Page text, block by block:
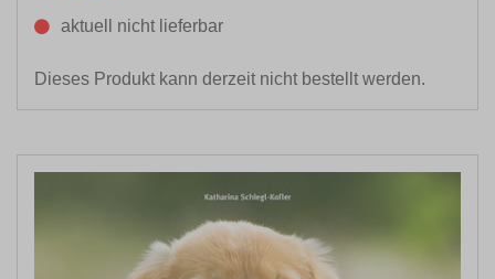
aktuell nicht lieferbar
Dieses Produkt kann derzeit nicht bestellt werden.